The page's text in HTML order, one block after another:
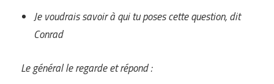
Je voudrais savoir à qui tu poses cette question, dit
Conrad
Le général le regarde et répond :